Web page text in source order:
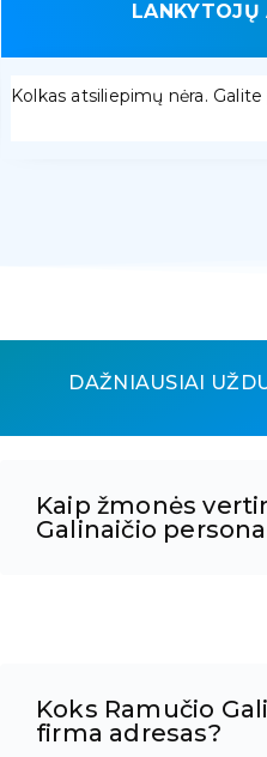
LANKYTOJŲ
Kolkas atsiliepimų nėra.
DAŽNIAUSIAI
Kaip žmonės
Galinaičio
Koks Ramučio
firma adresas?